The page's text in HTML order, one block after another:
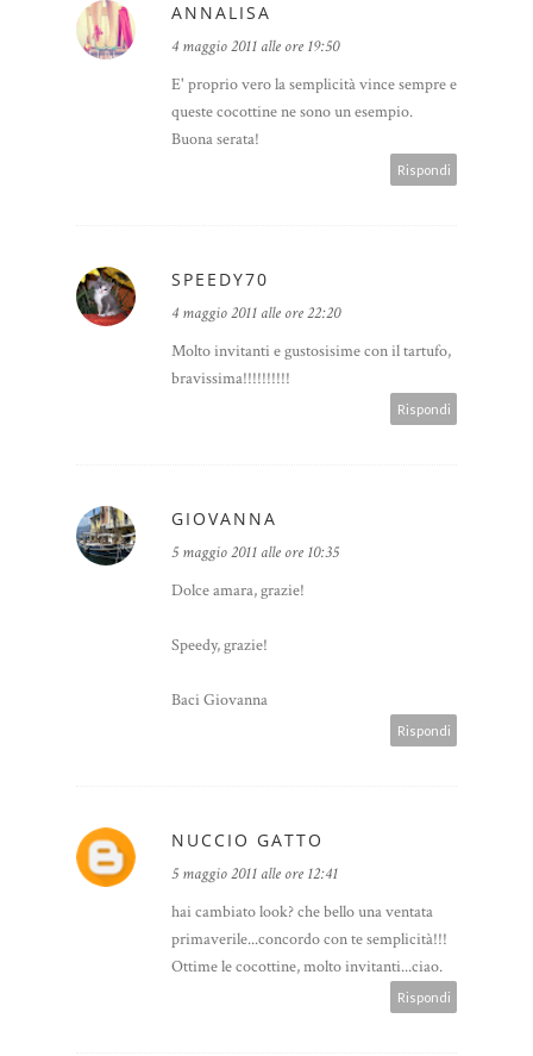
ANNALISA
4 maggio 2011 alle ore 19:50
E' proprio vero la semplicità vince sempre e
queste cocottine ne sono un esempio.
Buona serata!
Rispondi
SPEEDY70
4 maggio 2011 alle ore 22:20
Molto invitanti e gustosisime con il tartufo,
bravissima!!!!!!!!!!
Rispondi
GIOVANNA
5 maggio 2011 alle ore 10:35
Dolce amara, grazie!
Speedy, grazie!
Baci Giovanna
Rispondi
NUCCIO GATTO
5 maggio 2011 alle ore 12:41
hai cambiato look? che bello una ventata
primaverile...concordo con te semplicità!!!
Ottime le cocottine, molto invitanti...ciao.
Rispondi